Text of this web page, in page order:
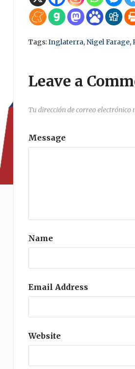
Tags:Inglaterra, Nigel Farage,
Leave a
Tu dirección de correo electrónico
Message
Name
Email Address
Website